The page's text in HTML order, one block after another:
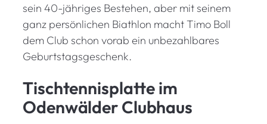
sein 40-jähriges Bestehen, aber mit seinem
ganz persönlichen Biathlon macht Timo Boll
dem Club schon vorab ein unbezahlbares
Geburtstagsgeschenk.
Tischtennisplatte im
Odenwälder Clubhaus